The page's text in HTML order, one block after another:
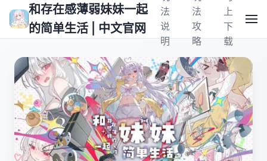
和存在感薄弱妹妹一起
的简单生活 | 中文官网
法
说
明
法
攻
略
上
下
载